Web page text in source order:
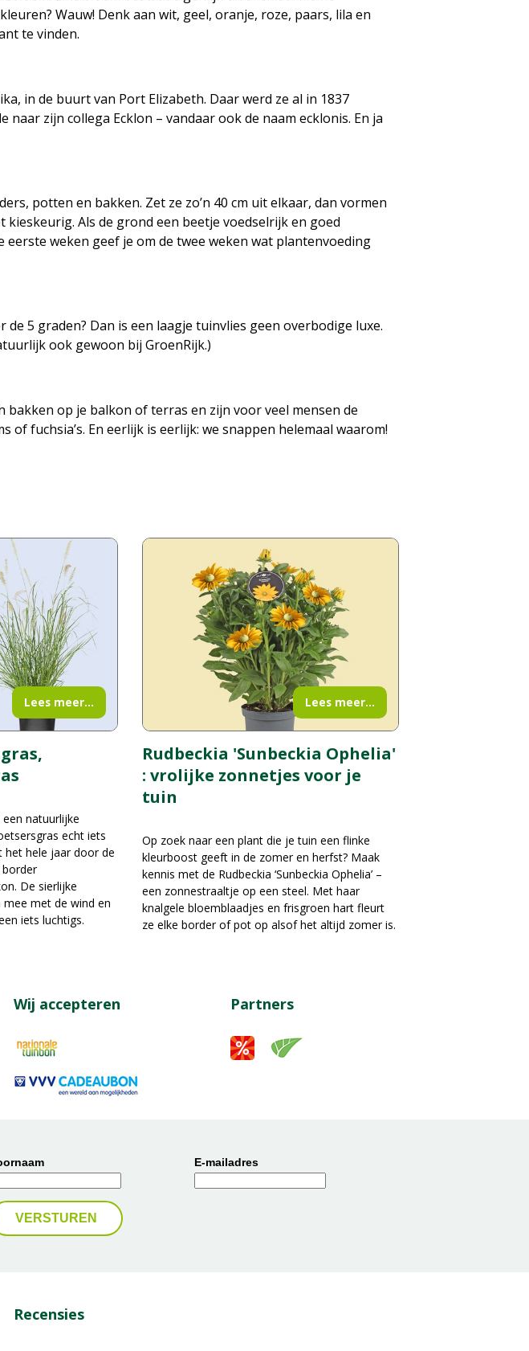
Wauw! Denk aan wit, geel, oranje, roze, paars, lila en
te vinden.
in de buurt van Port Elizabeth. Daar werd ze al in 1837
zijn collega Ecklon – vandaar ook de naam ecklonis. En ja
potten en bakken. Zet ze zo’n 40 cm uit elkaar, dan vormen
Als de grond een beetje voedselrijk en goed
weken geef je om de twee weken wat plantenvoeding
5 graden? Dan is een laagje tuinvlies geen overbodige luxe.
ook gewoon bij GroenRijk.)
op je balkon of terras en zijn voor veel mensen de
fuchsia’s. En eerlijk is eerlijk: we snappen helemaal waarom!
natuurlijke
echt iets
het hele jaar door de
border
De sierlijke
met de wind en
iets luchtigs.
Lees meer...
Rudbeckia 'Sunbeckia Ophelia'
: vrolijke zonnetjes voor je
tuin
Op zoek naar een plant die je tuin een flinke
kleurboost geeft in de zomer en herfst? Maak
kennis met de Rudbeckia ‘Sunbeckia Ophelia’ –
een zonnestraaltje op een steel. Met haar
knalgele bloemblaadjes en frisgroen hart fleurt
ze elke border of pot op alsof het altijd zomer is.
Lees meer...
Wij accepteren Partners
E-mailadres
Recensies